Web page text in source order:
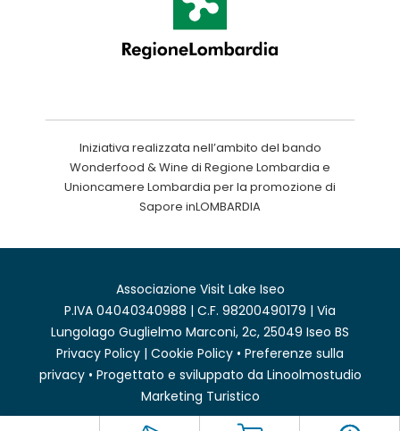
Iniziativa realizzata nell’ambito del bando
Wonderfood & Wine di Regione Lombardia e
Unioncamere Lombardia per la promozione di
Sapore inLOMBARDIA
Associazione Visit Lake Iseo
P.IVA 04040340988 | C.F. 98200490179 | Via
Lungolago Guglielmo Marconi, 2c, 25049 Iseo BS
Privacy Policy | Cookie Policy • Preferenze sulla
privacy• Progettato e sviluppato da Linoolmostudio
Marketing Turistico